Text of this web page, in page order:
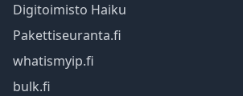
Digitoimisto Haiku
Pakettiseuranta.fi
whatismyip.fi
bulk.fi